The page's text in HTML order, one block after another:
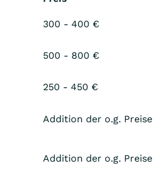
300 - 400 €
500 - 800 €
250 - 450 €
Addition der o.g. Preise
Addition der o.g. Preise